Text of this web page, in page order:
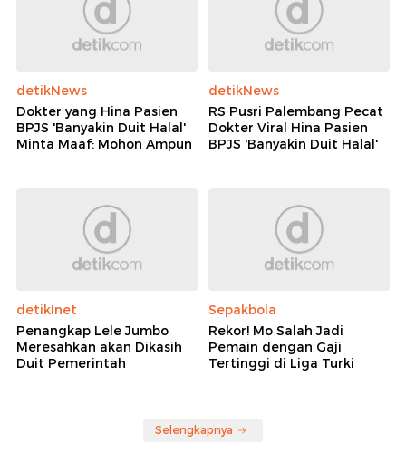
detikNews
Dokter yang Hina Pasien
BPJS 'Banyakin Duit Halal'
Minta Maaf: Mohon Ampun
detikNews
RS Pusri Palembang Pecat
Dokter Viral Hina Pasien
BPJS 'Banyakin Duit Halal'
detikInet
Penangkap Lele Jumbo
Meresahkan akan Dikasih
Duit Pemerintah
Sepakbola
Rekor! Mo Salah Jadi
Pemain dengan Gaji
Tertinggi di Liga Turki
Selengkapnya